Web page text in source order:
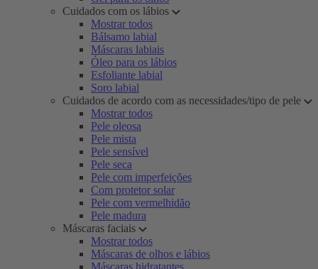
Cuidados com os lábios
Mostrar todos
Bálsamo labial
Máscaras labiais
Óleo para os lábios
Esfoliante labial
Soro labial
Cuidados de acordo com as necessidades/tipo de pele
Mostrar todos
Pele oleosa
Pele mista
Pele sensível
Pele seca
Pele com imperfeições
Com protetor solar
Pele com vermelhidão
Pele madura
Máscaras faciais
Mostrar todos
Máscaras de olhos e lábios
Máscaras hidratantes